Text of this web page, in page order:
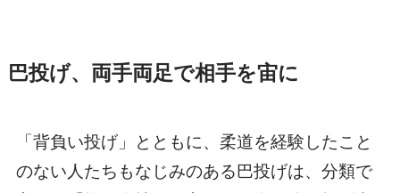
巴投げ、両手両足で相手を宙に
「背負い投げ」とともに、柔道を経験したこと
のない人たちもなじみのある巴投げは、分類で